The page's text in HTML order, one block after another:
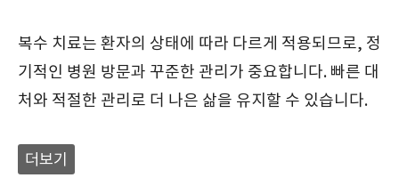
복수 치료는 환자의 상태에 따라 다르게 적용되므로, 정
기적인 병원 방문과 꾸준한 관리가 중요합니다. 빠른 대
처와 적절한 관리로 더 나은 삶을 유지할 수 있습니다.
더보기